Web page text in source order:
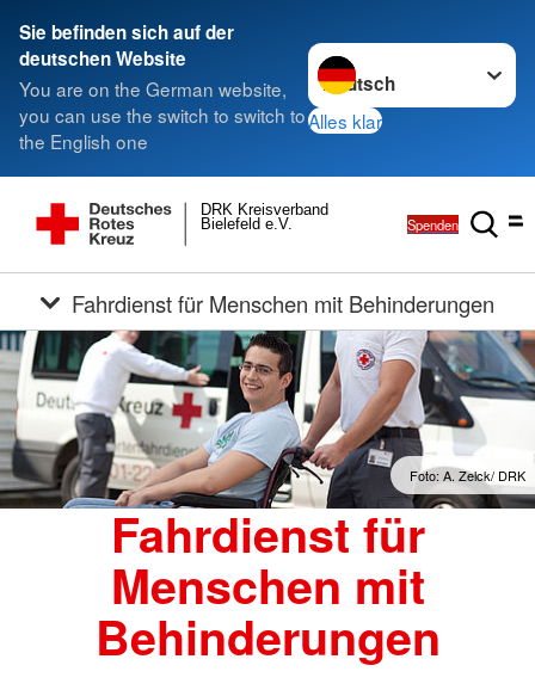
Sie befinden sich auf der
deutschen Website
You are on the German website,
you can use the switch to switch to
the English one
Sprache wechseln zu
Alles klar
Bielefeld e.V.
DRK Kreisverband
Spenden
Fahrdienst für Menschen mit Behinderungen
Foto: A. Zelck/ DRK
Fahrdienst für
Menschen mit
Behinderungen